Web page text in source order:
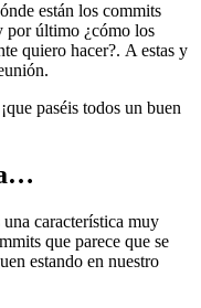
están los commits
por último ¿cómo los
quiero hacer?. A estas y
paséis todos un buen
característica muy
que parece que se
estando en nuestro